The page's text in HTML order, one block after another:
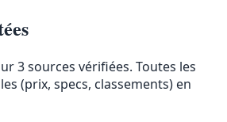
3 sources vérifiées. Toutes les
(prix, specs, classements) en